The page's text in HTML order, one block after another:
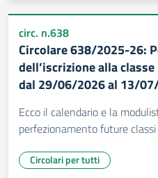
circ. n.638
Circolare 638/2025-26:
dell’iscrizione alla
dal 29/06/2026 al 13/
Ecco il calendario e la
perfezionamento future
Circolari per tutti